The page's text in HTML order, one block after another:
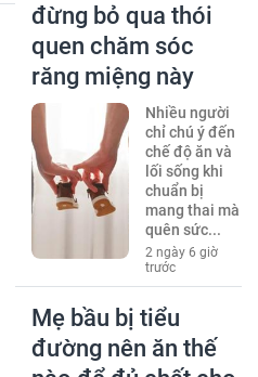
đừng bỏ qua thói
quen chăm sóc
răng miệng này
Nhiều người
chỉ chú ý đến
chế độ ăn và
lối sống khi
chuẩn bị
mang thai mà
quên sức...
2 ngày 6 giờ
trước
Mẹ bầu bị tiểu
đường nên ăn thế